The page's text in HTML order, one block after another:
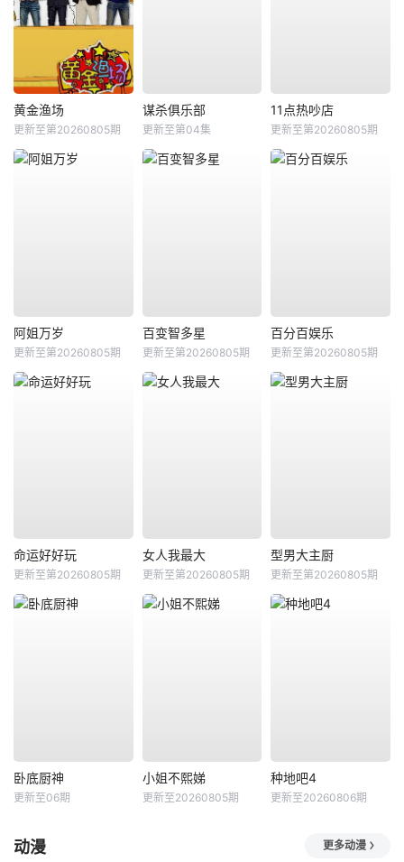
黄金渔场
更新至第20260805期
谋杀俱乐部
更新至第04集
11点热吵店
更新至第20260805期
阿姐万岁
更新至第20260805期
百变智多星
更新至第20260805期
百分百娱乐
更新至第20260805期
命运好好玩
更新至第20260805期
女人我最大
更新至第20260805期
型男大主厨
更新至第20260805期
卧底厨神
更新至06期
小姐不熙娣
更新至20260805期
种地吧4
更新至20260806期
动漫 更多动漫